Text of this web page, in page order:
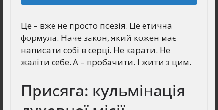
Це – вже не просто поезія. Це етична
формула. Наче закон, який кожен має
написати собі в серці. Не карати. Не
жаліти себе. А – пробачити. І жити з цим.
Присяга: кульмінація